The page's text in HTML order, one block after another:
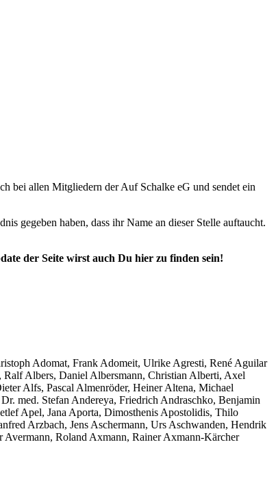
bei allen Mitgliedern der Auf Schalke eG und sendet ein
gegeben haben, dass ihr Name an dieser Stelle auftaucht.
der Seite wirst auch Du hier zu finden sein!
Adomat, Frank Adomeit, Ulrike Agresti, René Aguilar
Albers, Daniel Albersmann, Christian Alberti, Axel
Alfs, Pascal Almenröder, Heiner Altena, Michael
med. Stefan Andereya, Friedrich Andraschko, Benjamin
Apel, Jana Aporta, Dimosthenis Apostolidis, Thilo
Arzbach, Jens Aschermann, Urs Aschwanden, Hendrik
Roland Axmann, Rainer Axmann-Kärcher